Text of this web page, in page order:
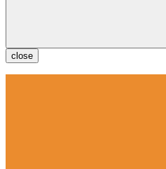
close